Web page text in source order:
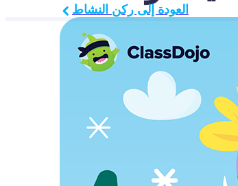
العودة إلى ركن النشاط